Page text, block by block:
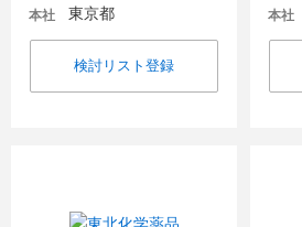
本社 東京都
検討リスト登録
本社